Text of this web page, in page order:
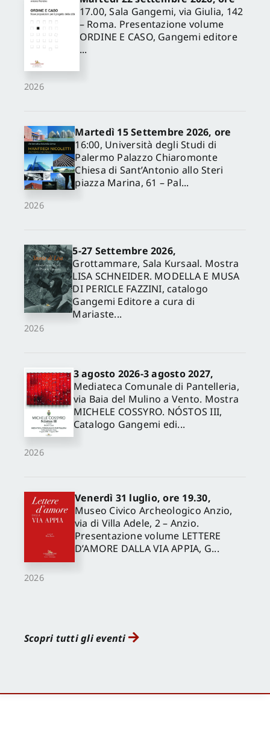
2026
17.00, Sala Gangemi, via Giulia, 142
– Roma. Presentazione volume
ORDINE E CASO, Gangemi editore
...
2026
Martedì 15 Settembre 2026, ore
16:00, Università degli Studi di
Palermo Palazzo Chiaromonte
Chiesa di Sant’Antonio allo Steri
piazza Marina, 61 – Pal...
2026
5-27 Settembre 2026,
Grottammare, Sala Kursaal. Mostra
LISA SCHNEIDER. MODELLA E MUSA
DI PERICLE FAZZINI, catalogo
Gangemi Editore a cura di
Mariaste...
2026
3 agosto 2026-3 agosto 2027,
Mediateca Comunale di Pantelleria,
via Baia del Mulino a Vento. Mostra
MICHELE COSSYRO. NÓSTOS III,
Catalogo Gangemi edi...
2026
Venerdì 31 luglio, ore 19.30,
Museo Civico Archeologico Anzio,
via di Villa Adele, 2 – Anzio.
Presentazione volume LETTERE
D’AMORE DALLA VIA APPIA, G...
Scopri tutti gli eventi